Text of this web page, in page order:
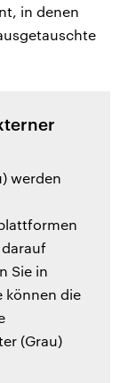
in denen
werden
Sie in
können die
(Grau)